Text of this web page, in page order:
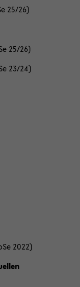
25/26)
25/26)
23/24)
2022)